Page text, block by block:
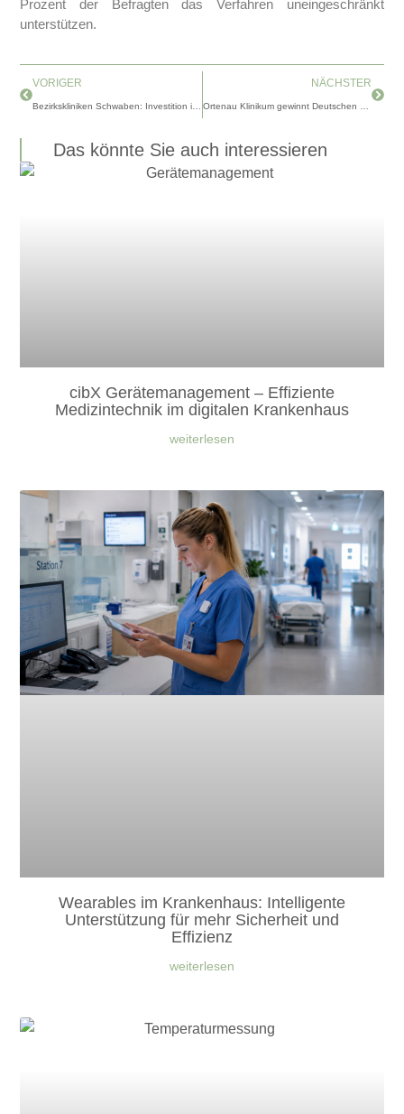
Prozent der Befragten das Verfahren uneingeschränkt
unterstützen.
Zurück
VORIGER NÄCHSTER
Das könnte Sie auch interessieren
cibX Gerätemanagement – Effiziente
Medizintechnik im digitalen Krankenhaus
weiterlesen
Wearables im Krankenhaus: Intelligente
Unterstützung für mehr Sicherheit und
Effizienz
weiterlesen